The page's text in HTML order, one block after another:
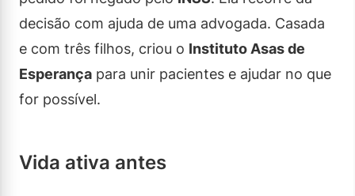
decisão com ajuda de uma advogada. Casada
e com três filhos, criou o Instituto Asas de
Esperança para unir pacientes e ajudar no que
for possível.
Vida ativa antes